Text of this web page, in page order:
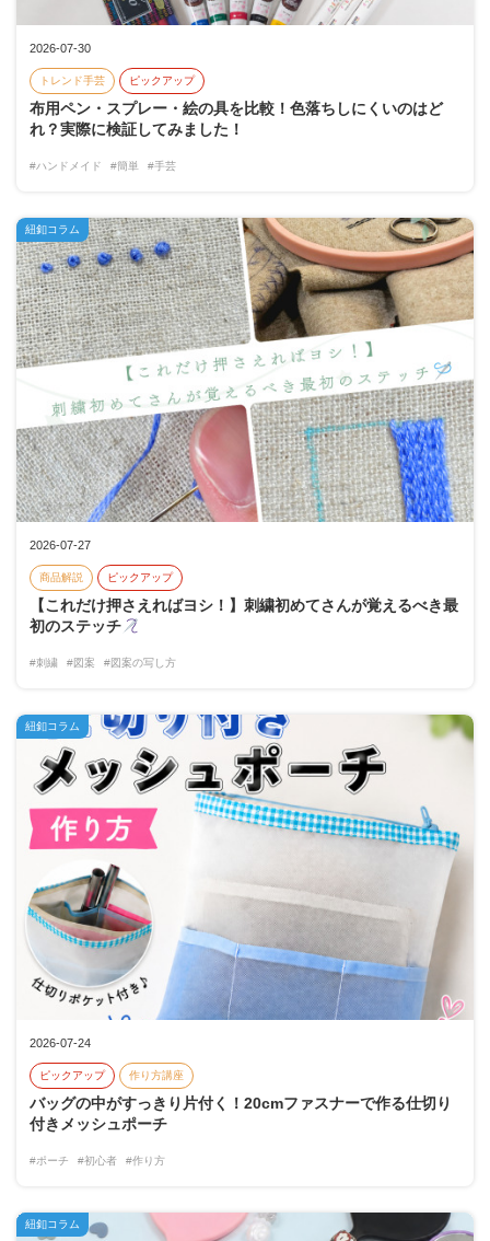
2026-07-30
トレンド手芸 ピックアップ
布用ペン・スプレー・絵の具を比較！色落ちしにくいのはど
れ？実際に検証してみました！
#ハンドメイド #簡単 #手芸
2026-07-27
商品解説 ピックアップ
【これだけ押さえればヨシ！】刺繍初めてさんが覚えるべき最
初のステッチ
#刺繍 #図案 #図案の写し方
紐釦コラム
2026-07-24
ピックアップ 作り方講座
バッグの中がすっきり片付く！20cmファスナーで作る仕切り
付きメッシュポーチ
#ポーチ #初心者 #作り方
紐釦コラム
紐釦コラム